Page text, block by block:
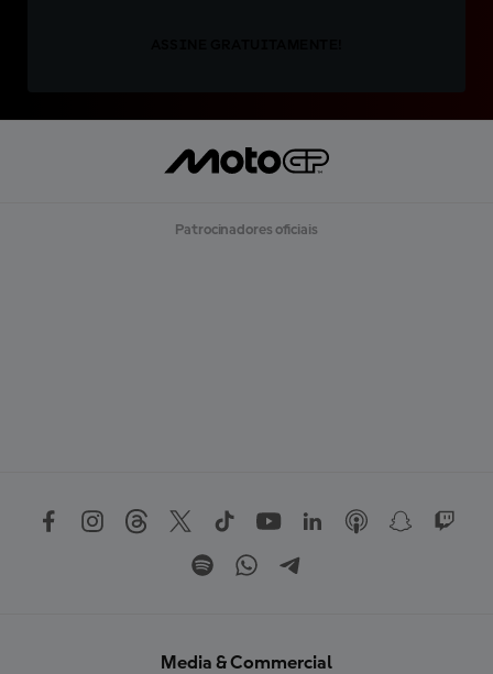
Patrocinadores oficiais
Media & Commercial